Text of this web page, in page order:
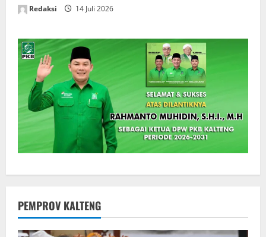
Redaksi 14 Juli 2026
PEMPROV KALTENG